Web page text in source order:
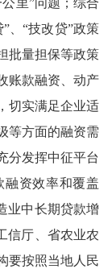
里”问题；综合
、“技改贷”政策
批量担保等政策
账款融资、动产
切实满足企业适
等方面的融资需
分发挥中征平台
融资效率和覆盖
业中长期贷款增
信厅、省农业农
要按照当地人民